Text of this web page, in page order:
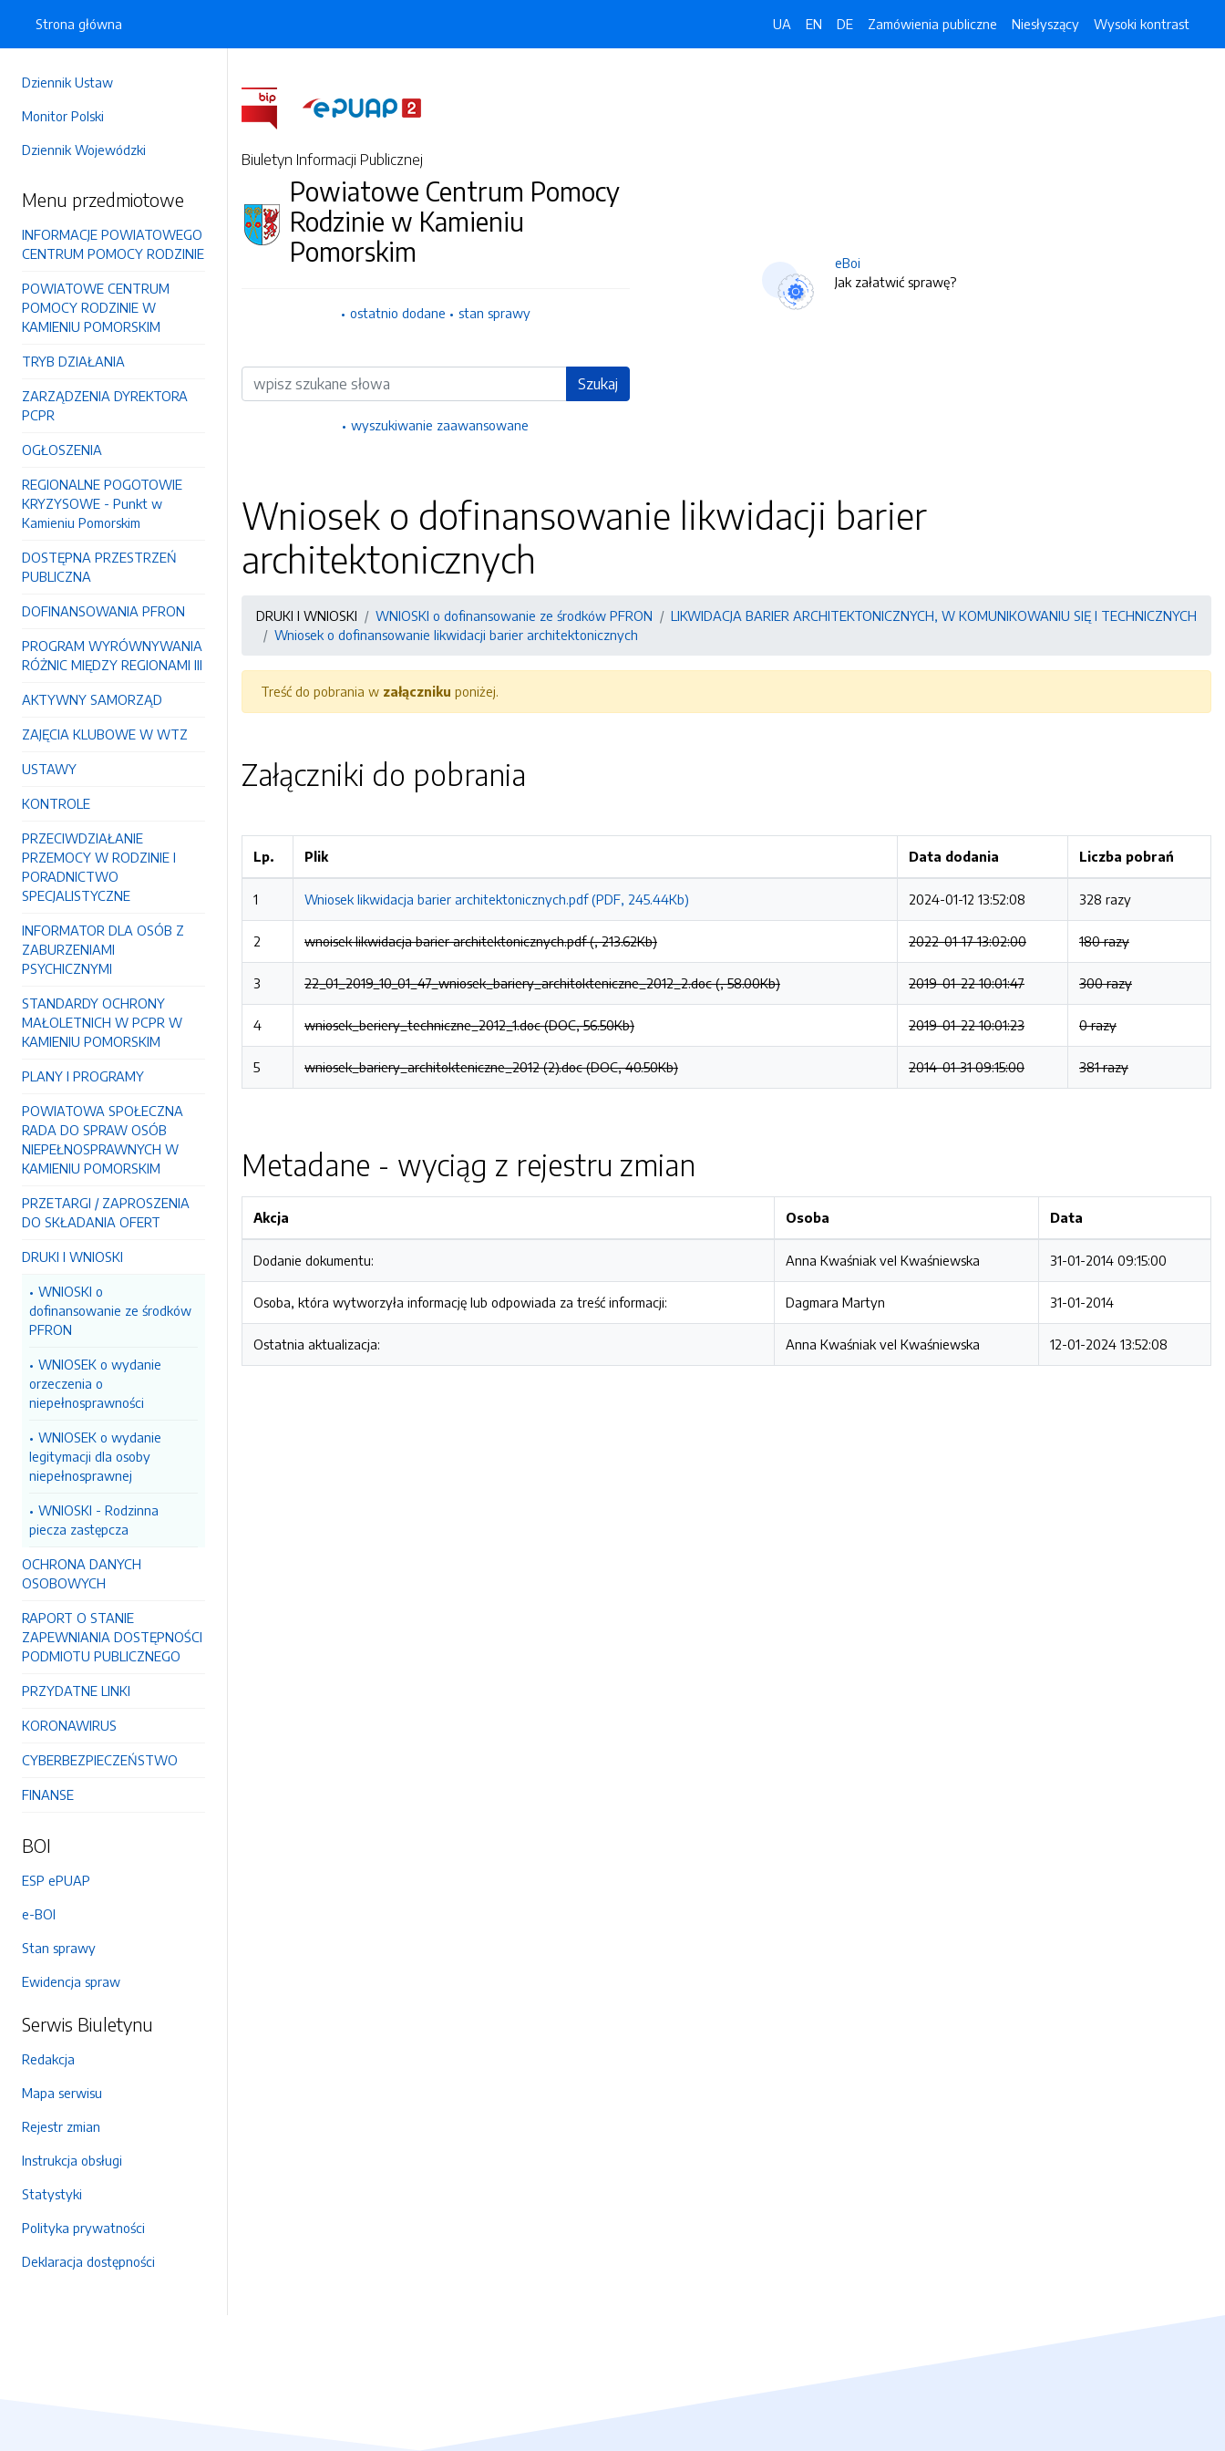
Dziennik Ustaw
Monitor Polski
Dziennik Wojewódzki
Menu przedmiotowe
INFORMACJE POWIATOWEGO
CENTRUM POMOCY RODZINIE
POWIATOWE CENTRUM
POMOCY RODZINIE W
KAMIENIU POMORSKIM
TRYB DZIAŁANIA
ZARZĄDZENIA DYREKTORA
PCPR
OGŁOSZENIA
REGIONALNE POGOTOWIE
KRYZYSOWE - Punkt w
Kamieniu Pomorskim
DOSTĘPNA PRZESTRZEŃ
PUBLICZNA
DOFINANSOWANIA PFRON
PROGRAM WYRÓWNYWANIA
RÓŻNIC MIĘDZY REGIONAMI III
AKTYWNY SAMORZĄD
ZAJĘCIA KLUBOWE W WTZ
USTAWY
KONTROLE
PRZECIWDZIAŁANIE
PRZEMOCY W RODZINIE I
PORADNICTWO
SPECJALISTYCZNE
INFORMATOR DLA OSÓB Z
ZABURZENIAMI
PSYCHICZNYMI
STANDARDY OCHRONY
MAŁOLETNICH W PCPR W
KAMIENIU POMORSKIM
PLANY I PROGRAMY
POWIATOWA SPOŁECZNA
RADA DO SPRAW OSÓB
NIEPEŁNOSPRAWNYCH W
KAMIENIU POMORSKIM
PRZETARGI / ZAPROSZENIA
DO SKŁADANIA OFERT
DRUKI I WNIOSKI
WNIOSKI o
dofinansowanie ze środków
PFRON
WNIOSEK o wydanie
orzeczenia o
niepełnosprawności
WNIOSEK o wydanie
legitymacji dla osoby
niepełnosprawnej
WNIOSKI - Rodzinna
piecza zastępcza
OCHRONA DANYCH
OSOBOWYCH
RAPORT O STANIE
ZAPEWNIANIA DOSTĘPNOŚCI
PODMIOTU PUBLICZNEGO
PRZYDATNE LINKI
KORONAWIRUS
CYBERBEZPIECZEŃSTWO
FINANSE
BOI
ESP ePUAP
e-BOI
Stan sprawy
Ewidencja spraw
Serwis Biuletynu
Redakcja
Mapa serwisu
Rejestr zmian
Instrukcja obsługi
Statystyki
Polityka prywatności
Deklaracja dostępności
Strona główna UA EN DE Zamówienia publiczne Niesłyszący Wysoki kontrast
Biuletyn Informacji Publicznej
Powiatowe Centrum Pomocy
Rodzinie w Kamieniu
Pomorskim
ostatnio dodane stan sprawy
Wyszukiwarka Szukaj
wyszukiwanie zaawansowane
eBoi
Jak załatwić sprawę?
Wniosek o dofinansowanie likwidacji barier
architektonicznych
DRUKI I WNIOSKI WNIOSKI o dofinansowanie ze środków PFRON
LIKWIDACJA BARIER ARCHITEKTONICZNYCH, W KOMUNIKOWANIU SIĘ I TECHNICZNYCH
Wniosek o dofinansowanie likwidacji barier architektonicznych
Treść do pobrania w załączniku poniżej.
Załączniki do pobrania
Lp. Plik Data dodania Liczba pobrań
1 Wniosek likwidacja barier architektonicznych.pdf (PDF, 245.44Kb) 2024-01-12 13:52:08 328 razy
2 wnoisek likwidacja barier architektonicznych.pdf (, 213.62Kb) 2022-01-17 13:02:00 180 razy
3 22_01_2019_10_01_47_wniosek_bariery_architokteniczne_2012_2.doc (, 58.00Kb) 2019-01-22 10:01:47 300 razy
4 wniosek_beriery_techniczne_2012_1.doc (DOC, 56.50Kb) 2019-01-22 10:01:23 0 razy
5 wniosek_bariery_architokteniczne_2012 (2).doc (DOC, 40.50Kb) 2014-01-31 09:15:00 381 razy
Metadane - wyciąg z rejestru zmian
Akcja Osoba Data
Dodanie dokumentu: Anna Kwaśniak vel Kwaśniewska 31-01-2014 09:15:00
Osoba, która wytworzyła informację lub odpowiada za treść informacji: Dagmara Martyn 31-01-2014
Ostatnia aktualizacja: Anna Kwaśniak vel Kwaśniewska 12-01-2024 13:52:08